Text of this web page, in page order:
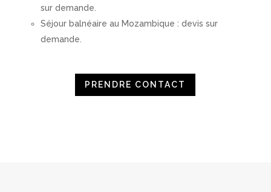
sur demande.
Séjour balnéaire au Mozambique : devis sur
demande.
PRENDRE CONTACT